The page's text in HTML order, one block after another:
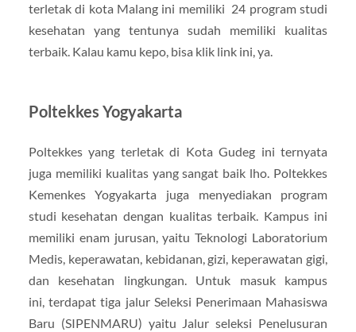
terletak di kota Malang ini memiliki 24 program studi
kesehatan yang tentunya sudah memiliki kualitas
terbaik. Kalau kamu kepo, bisa klik link ini, ya.
Poltekkes Yogyakarta
Poltekkes yang terletak di Kota Gudeg ini ternyata
juga memiliki kualitas yang sangat baik lho. Poltekkes
Kemenkes Yogyakarta juga menyediakan program
studi kesehatan dengan kualitas terbaik. Kampus ini
memiliki enam jurusan, yaitu Teknologi Laboratorium
Medis, keperawatan, kebidanan, gizi, keperawatan gigi,
dan kesehatan lingkungan. Untuk masuk kampus
ini, terdapat tiga jalur Seleksi Penerimaan Mahasiswa
Baru (SIPENMARU) yaitu Jalur seleksi Penelusuran